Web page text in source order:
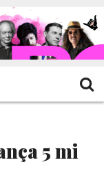
5 mi